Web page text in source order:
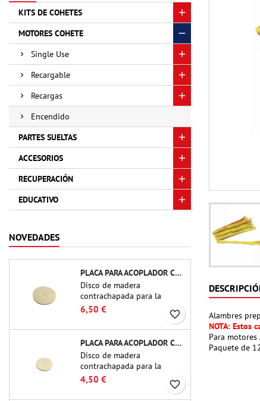
KITS DE COHETES
MOTORES COHETE
Single Use
Recargable
Recargas
Encendido
PARTES SUELTAS
ACCESORIOS
RECUPERACIÓN
EDUCATIVO
NOVEDADES
PLACA PARA ACOPLADOR CBP-3.0 - PUBLIC MISSILES LTD.
Disco de madera
contrachapada para la
fabricación de un mamparo
(marco) para acopladores de
tubo de 75 mm de Public
Missiles Ltd. (PT-3.0/QT-3.0)
6,50 € favorite_border
PLACA PARA ACOPLADOR CBP-2.1 - PUBLIC MISSILES LTD.
Disco de madera
contrachapada para la
fabricación de un mamparo
(marco) para acopladores de
tubo de 54 mm de Public
4,50 € favorite_border
Alambres
NOTA: Estos
Para
Paquete de